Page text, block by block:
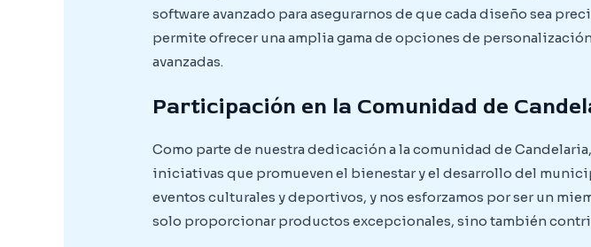
software avanzado para asegurarnos de que cada diseño sea
permite ofrecer una amplia gama de opciones de
avanzadas.
Participación en la Comunidad de
Como parte de nuestra dedicación a la comunidad de
iniciativas que promueven el bienestar y el desarrollo del
eventos culturales y deportivos, y nos esforzamos por ser un
solo proporcionar productos excepcionales, sino también